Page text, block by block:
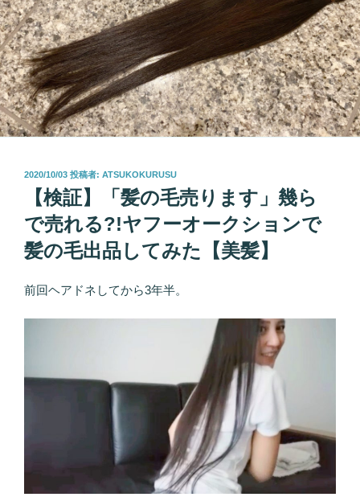
投
2020/10/03 投稿者: ATSUKOKURUSU
【検証】「髪の毛売ります」幾ら
で売れる?!ヤフーオークションで
髪の毛出品してみた【美髪】
前回ヘアドネしてから3年半。